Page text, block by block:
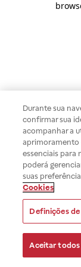
Durante sua
confirmar sua
acompanhar a
aprimoramento
essenciais para
poderá
suas
Cookies
Definições
Aceitar todos